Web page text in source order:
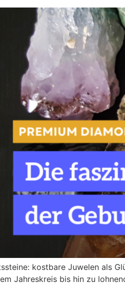
kostbare Juwelen als
Jahreskreis bis hin zu